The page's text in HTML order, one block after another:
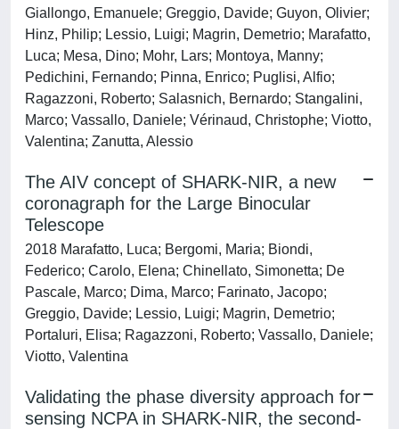
Giallongo, Emanuele; Greggio, Davide; Guyon, Olivier;
Hinz, Philip; Lessio, Luigi; Magrin, Demetrio; Marafatto,
Luca; Mesa, Dino; Mohr, Lars; Montoya, Manny;
Pedichini, Fernando; Pinna, Enrico; Puglisi, Alfio;
Ragazzoni, Roberto; Salasnich, Bernardo; Stangalini,
Marco; Vassallo, Daniele; Vérinaud, Christophe; Viotto,
Valentina; Zanutta, Alessio
The AIV concept of SHARK-NIR, a new
coronagraph for the Large Binocular
Telescope
2018 Marafatto, Luca; Bergomi, Maria; Biondi,
Federico; Carolo, Elena; Chinellato, Simonetta; De
Pascale, Marco; Dima, Marco; Farinato, Jacopo;
Greggio, Davide; Lessio, Luigi; Magrin, Demetrio;
Portaluri, Elisa; Ragazzoni, Roberto; Vassallo, Daniele;
Viotto, Valentina
Validating the phase diversity approach for
sensing NCPA in SHARK-NIR, the second-